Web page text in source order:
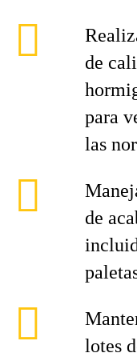
de
para
las
de
lotes